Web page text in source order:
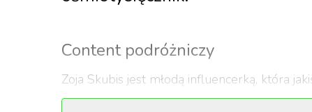
Content podróżniczy
Zoja Skubis jest młodą influencerką, która
swojego contentu na podróżniczy i